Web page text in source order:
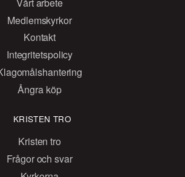
Medlemskyrkor
Kontakt
Integritetspolicy
Ångra köp
KRISTEN TRO
Kristen tro
Frågor och svar